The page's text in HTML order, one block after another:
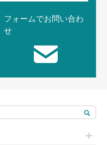
フォームでお問い合わ
せ